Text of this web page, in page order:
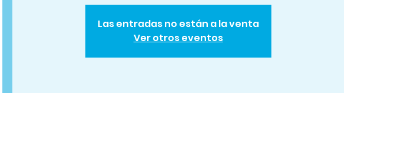
Las entradas no están a la venta
Ver otros eventos